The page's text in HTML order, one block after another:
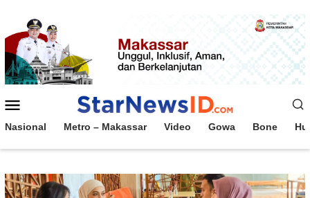
konten
Mobile
Nasional Metro – Makassar Video Gowa Bone